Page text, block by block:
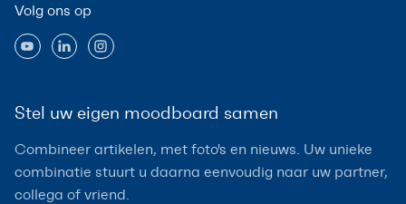
Volg ons op
Stel uw eigen moodboard samen
Combineer artikelen, met foto's en nieuws. Uw unieke
combinatie stuurt u daarna eenvoudig naar uw partner,
collega of vriend.